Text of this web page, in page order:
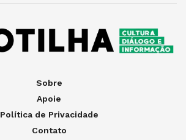
Sobre
Apoie
Política de Privacidade
Contato